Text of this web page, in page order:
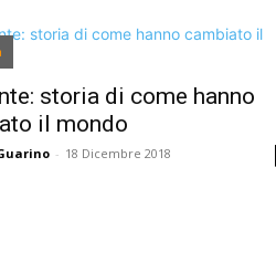
storia di come hanno
il mondo
- 18 Dicembre 2018